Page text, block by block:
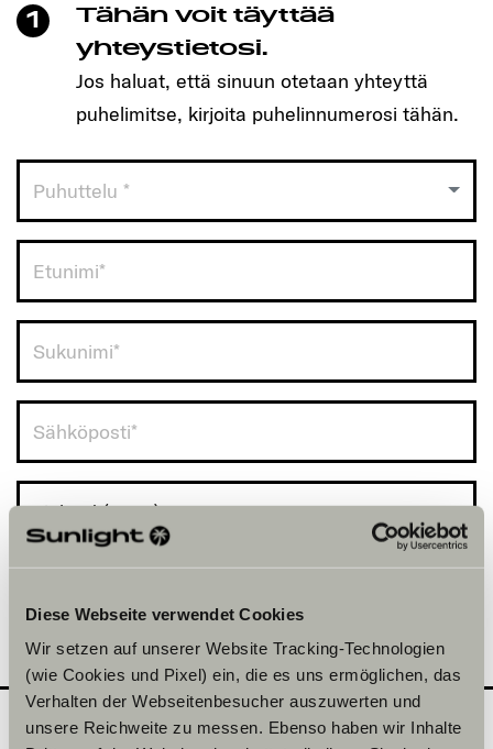
Diese Webseite verwendet Cookies
Wir setzen auf unserer Website Tracking-Technologien
(wie Cookies und Pixel) ein, die es uns ermöglichen, das
Verhalten der Webseitenbesucher auszuwerten und
unsere Reichweite zu messen. Ebenso haben wir Inhalte
Niin yksinkertaista se on:
1. Syötä tiedot
2. Valitse kauppias ja lähetä pyyntö
1
Tähän voit täyttää
yhteystietosi.
Jos haluat, että sinuun otetaan yhteyttä
puhelimitse, kirjoita puhelinnumerosi tähän.
Puhuttelu *
Finland (+358)